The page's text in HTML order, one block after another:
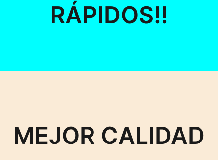
RÁPIDOS!!
MEJOR CALIDAD